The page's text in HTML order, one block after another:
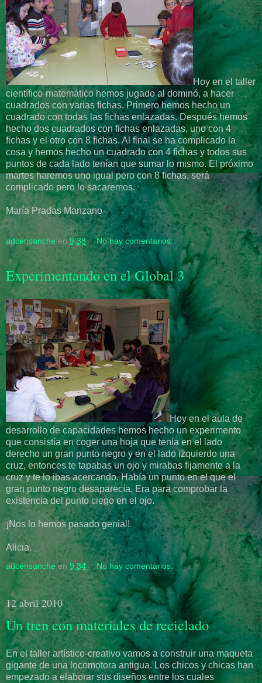
Hoy en el taller
científico-matemático hemos jugado al dominó, a hacer
cuadrados con varias fichas. Primero hemos hecho un
cuadrado con todas las fichas enlazadas. Después hemos
hecho dos cuadrados con fichas enlazadas, uno con 4
fichas y el otro con 8 fichas. Al final se ha complicado la
cosa y hemos hecho un cuadrado con 4 fichas y todos sus
puntos de cada lado tenían que sumar lo mismo. El próximo
martes haremos uno igual pero con 8 fichas, será
complicado pero lo sacaremos.
María Pradas Manzano
adcensanche en9:38 No hay comentarios:
Experimentando en el Global 3
Hoy en el aula de
desarrollo de capacidades hemos hecho un experimento
que consistía en coger una hoja que tenía en el lado
derecho un gran punto negro y en el lado izquierdo una
cruz, entonces te tapabas un ojo y mirabas fijamente a la
cruz y te lo ibas acercando. Había un punto en el que el
gran punto negro desaparecía. Era para comprobar la
existencia del punto ciego en el ojo.
¡Nos lo hemos pasado genial!
Alicia.
adcensanche en9:34 No hay comentarios:
12 abril 2010
Un tren con materiales de reciclado
En el taller artístico-creativo vamos a construir una maqueta
gigante de una locomotora antigua. Los chicos y chicas han
empezado a elaborar sus diseños entre los cuales